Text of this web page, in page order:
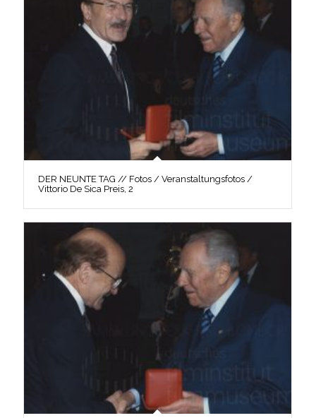
DER NEUNTE TAG // Fotos / Veranstaltungsfotos /
Vittorio De Sica Preis, 2